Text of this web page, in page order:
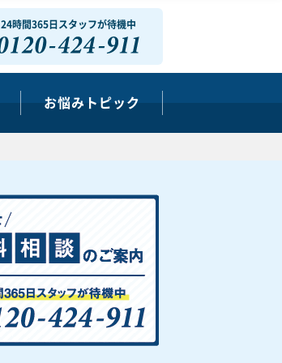
24時間365日スタッフが待機中
0120-424-911
お悩みトピック